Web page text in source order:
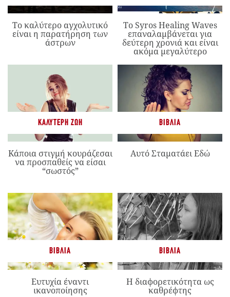
Το καλύτερο αγχολυτικό
είναι η παρατήρηση των
άστρων
Το Syros Healing Waves
επαναλαμβάνεται για
δεύτερη χρονιά και είναι
ακόμα μεγαλύτερο
ΚΑΛΎΤΕΡΗ ΖΩΉ
Κάποια στιγμή κουράζεσαι
να προσπαθείς να είσαι
“σωστός”
ΒΙΒΛΊΑ
Αυτό Σταματάει Εδώ
ΒΙΒΛΊΑ
Ευτυχία έναντι
ικανοποίησης
ΒΙΒΛΊΑ
Η διαφορετικότητα ως
καθρέφτης